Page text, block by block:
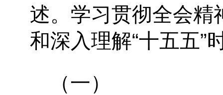
述。学习贯彻全会精
和深入理解“十五五”
（一）